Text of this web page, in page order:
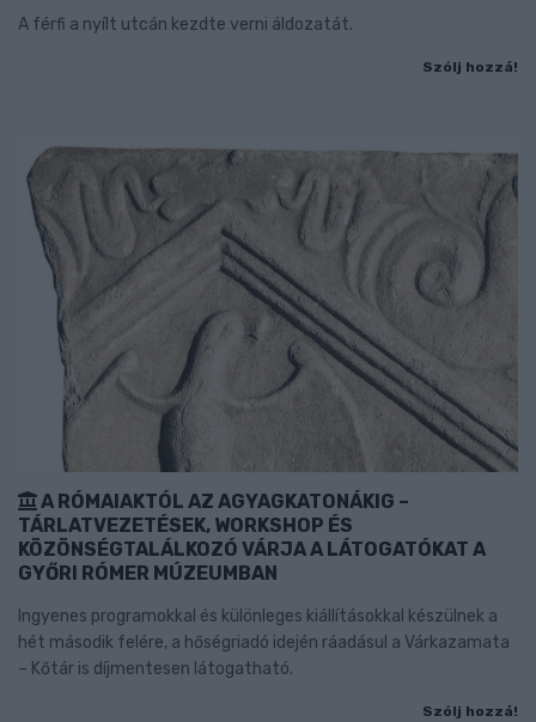
A férfi a nyílt utcán kezdte verni áldozatát.
Szólj hozzá!
A RÓMAIAKTÓL AZ AGYAGKATONÁKIG –
TÁRLATVEZETÉSEK, WORKSHOP ÉS
KÖZÖNSÉGTALÁLKOZÓ VÁRJA A LÁTOGATÓKAT A
GYŐRI RÓMER MÚZEUMBAN
Ingyenes programokkal és különleges kiállításokkal készülnek a
hét második felére, a hőségriadó idején ráadásul a Várkazamata
– Kőtár is díjmentesen látogatható.
Szólj hozzá!